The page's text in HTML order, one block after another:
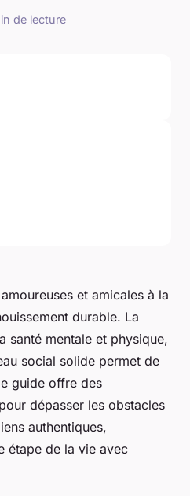
de lecture
et amicales à la
durable. La
santé mentale et physique,
social solide permet de
guide offre des
dépasser les obstacles
authentiques,
étape de la vie avec